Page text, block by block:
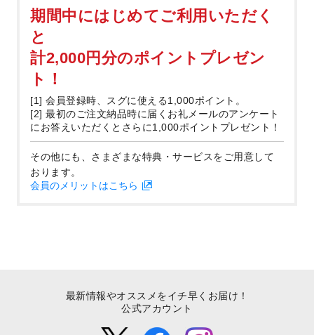
期間中にはじめてご利用いただく
と
計2,000円分のポイントプレゼン
ト！
[1] 会員登録時、スグに使える1,000ポイント。
[2] 最初のご注文納品時に届くお礼メールのアンケート
にお答えいただくとさらに1,000ポイントプレゼント！
その他にも、さまざまな特典・サービスをご用意して
おります。
会員のメリットはこちら
最新情報やオススメをイチ早くお届け！
公式アカウント